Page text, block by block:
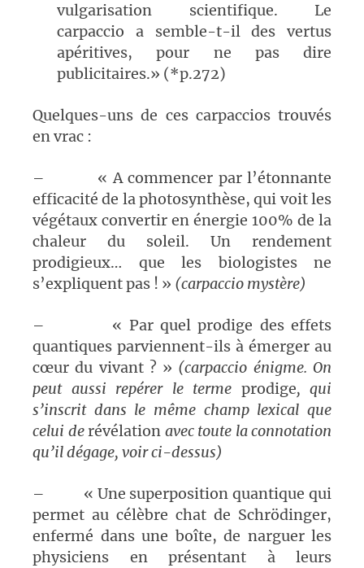
vulgarisation scientifique. Le
carpaccio a semble-t-il des vertus
apéritives, pour ne pas dire
publicitaires.» (*p.272)
Quelques-uns de ces carpaccios trouvés
en vrac :
– « A commencer par l’étonnante
efficacité de la photosynthèse, qui voit les
végétaux convertir en énergie 100% de la
chaleur du soleil. Un rendement
prodigieux… que les biologistes ne
s’expliquent pas ! » (carpaccio mystère)
– « Par quel prodige des effets
quantiques parviennent-ils à émerger au
cœur du vivant ? » (carpaccio énigme. On
peut aussi repérer le terme prodige, qui
s’inscrit dans le même champ lexical que
celui derévélation avec toute la connotation
qu’il dégage, voir ci-dessus)
– « Une superposition quantique qui
permet au célèbre chat de Schrödinger,
enfermé dans une boîte, de narguer les
physiciens en présentant à leurs